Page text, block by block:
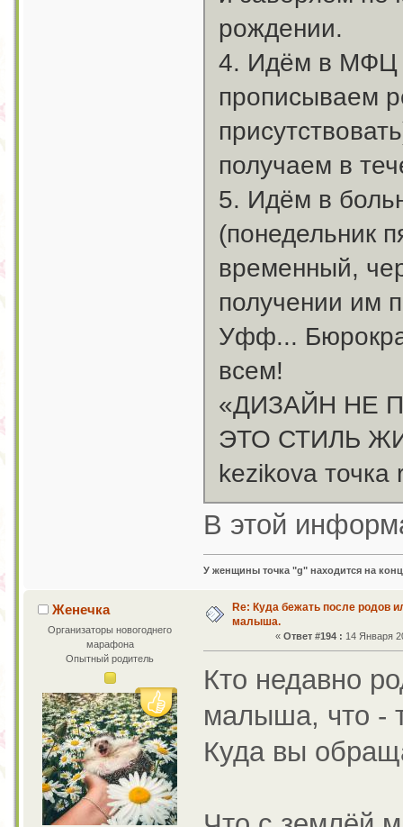
рождении.
4. Идём в МФЦ
прописываем
получаем в
5. Идём в
(понедельник
временный,
получении им
Уфф...
всем!
«ДИЗАЙН НЕ
ЭТО СТИЛЬ
kezikova точка
В этой
У женщины точка "g" находится на
Женечка
Организаторы новогоднего
марафона
Опытный родитель
Re: Куда бежать после родов
малыша.
« Ответ #194 : 14 Января
Кто недавно
малыша, что -
Куда вы